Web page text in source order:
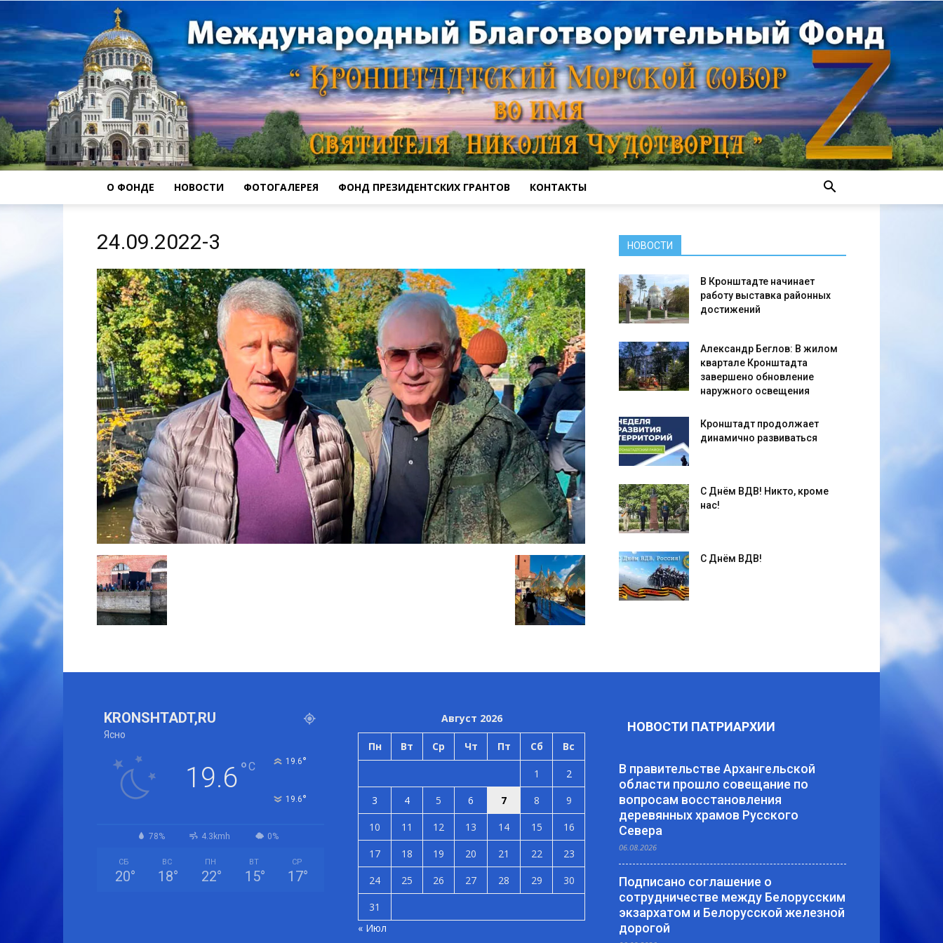
Морской
собор
О ФОНДЕ НОВОСТИ ФОТОГАЛЕРЕЯ ФОНД ПРЕЗИДЕНТСКИХ ГРАНТОВ КОНТАКТЫ
24.09.2022-3 НОВОСТИ
В Кронштадте начинает
работу выставка районных
достижений
Александр Беглов: В жилом
квартале Кронштадта
завершено обновление
наружного освещения
Кронштадт продолжает
динамично развиваться
С Днём ВДВ! Никто, кроме
нас!
С Днём ВДВ!
KRONSHTADT,RU
Ясно
19.6°C 19.6°
19.6°
78% 4.3kmh 0%
СБ
20°
ВС
18°
ПН
22°
ВТ
15°
СР
17°
Август 2026
Пн Вт Ср Чт Пт Сб Вс
1
2
3
4 5 6 7 8
9
10
11 12 13 14 15
16
17
18 19 20 21 22
23
24
25 26 27 28 29
30
31
« Июл
НОВОСТИ ПАТРИАРХИИ
В правительстве Архангельской
области прошло совещание по
вопросам восстановления
деревянных храмов Русского
Севера
06.08.2026
Подписано соглашение о
сотрудничестве между Белорусским
экзархатом и Белорусской железной
дорогой